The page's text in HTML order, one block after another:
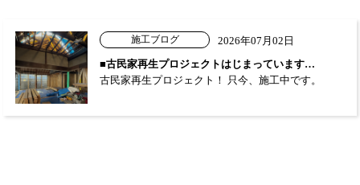
施工ブログ
2026年07月02日
■古民家再生プロジェクトはじまっています…
古民家再生プロジェクト！ 只今、施工中です。